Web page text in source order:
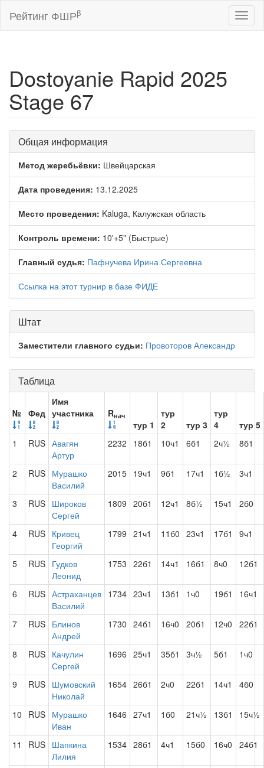
Рейтинг ФШРβ
Dostoyanie Rapid 2025
Stage 67
Общая информация
Метод жеребьёвки: Швейцарская
Дата проведения: 13.12.2025
Место проведения: Kaluga, Калужская область
Контроль времени: 10'+5" (Быстрые)
Главный судья: Пафнучева Ирина Сергеевна
Ссылка на этот турнир в базе ФИДЕ
Штат
Заместители главного судьи: Провоторов Александр
Таблица
№ Фед
Имя
участника
Rнач
тур 1
тур
2
тур 3
тур
4
тур 5
1
RUS Авагян
Артур
2232 18б1 10ч1 6б1 2ч½ 8б1
2 RUS Мурашко
Василий
2015 19ч1 9б1 17ч1 1б½ 3ч1
3 RUS Широков
Сергей
1809 20б1 12ч1 8б½ 15ч1 2б0
4 RUS Кривец
Георгий
1799 21ч1 11б0 23ч1 17б1 9ч1
5 RUS Гудков
Леонид
1753 22б1 14ч1 16б1 8ч0 12б1
6 RUS Астраханцев
Василий
1734 23ч1 13б1 1ч0 19б1 16ч1
7 RUS Блинов
Андрей
1730 24б1 16ч0 20б1 12ч0 22б1
8 RUS Качулин
Сергей
1696 25ч1 35б1 3ч½ 5б1 1ч0
9 RUS Шумовский
Николай
1654 26б1 2ч0 22б1 14ч1 4б0
10 RUS Мурашко
Иван
1646 27ч1 1б0 21ч½ 13б1 15ч½
11 RUS Шапкина
Лилия
1534 28б1 4ч1 15б0 16ч0 24б1